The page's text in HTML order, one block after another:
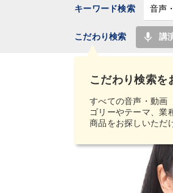
キーワード検索
こだわり検索を
すべての音声・動画
ゴリーやテーマ、業
商品をお探しいただ
こだわり検索 mic 講
デジタル版（音声／動画